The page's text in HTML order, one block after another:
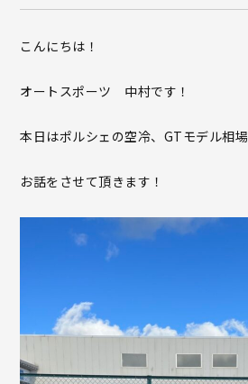
こんにちは！
オートスポーツ 中村です！
本日はポルシェの空冷、GTモデル相
お話をさせて頂きます！